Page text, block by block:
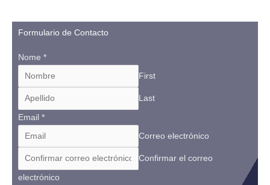
Formulario de Contacto
Nome *
First
Last
Email *
Correo electrónico
Confirmar el correo
electrónico